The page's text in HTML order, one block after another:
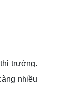
trường.
nhiều